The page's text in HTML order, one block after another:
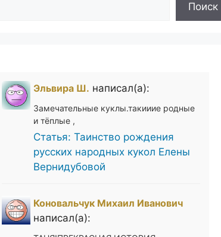
Поиск
Эльвира Ш. написал(а):
Замечательные куклы.такииие родные
и тёплые ,
Статья: Таинство рождения
русских народных кукол Елены
Вернидубовой
Коновальчук Михаил Иванович
написал(а):